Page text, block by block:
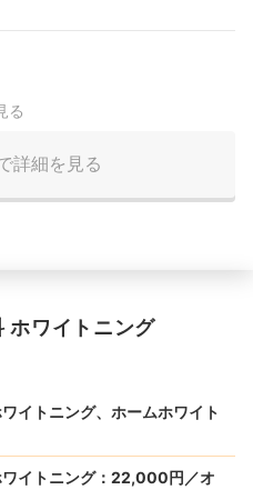
る
詳細を見る
ホワイトニング
イトニング、ホームホワイト
ワイトニング：22,000円／オ